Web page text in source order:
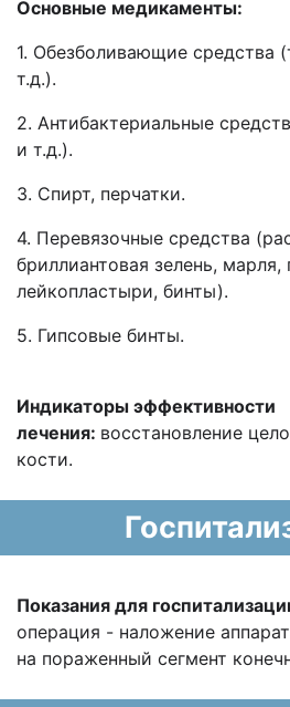
Основные медикаменты:
1. Обезболивающие средства
т.д.).
2. Антибактериальные
и т.д.).
3. Спирт, перчатки.
4. Перевязочные средства
бриллиантовая зелень,
лейкопластыри, бинты).
5. Гипсовые бинты.
Индикаторы эффективности
лечения: восстановление
кости.
Показания для
операция - наложение
на пораженный сегмент